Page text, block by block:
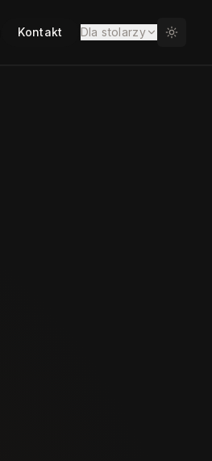
Kontakt Dla stolarzy